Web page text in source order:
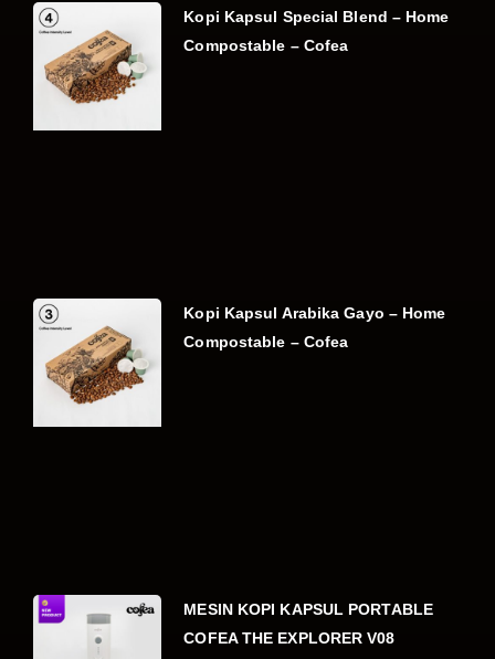
Kopi Kapsul Special Blend – Home
Compostable – Cofea
Kopi Kapsul Arabika Gayo – Home
Compostable – Cofea
MESIN KOPI KAPSUL PORTABLE
COFEA THE EXPLORER V08